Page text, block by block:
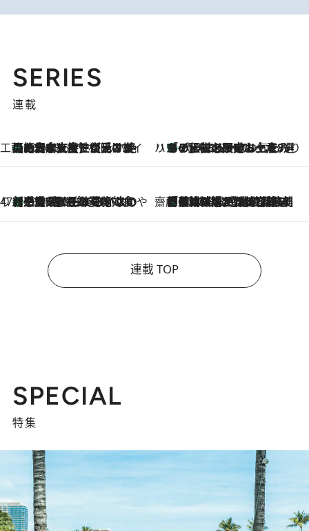
SERIES
連載
工藤まやのおもてなしハワイ
2026.8.6
【ハワイ土産】ローカルの絶大な支持で復活！ 絶品の幻クッキー《元ファンの日本人女性が受け継いだ名店》 ハワイ賢者 リサのお気に入りリスト2026.8.6
あの伝説の限定トートも！ リニューアルした「ディーン＆デルーカ ハワイ」で必須のお土産8選
47都道府県の手みやげ ひんやりスイーツで夏を満喫
2026.8.6
【三重県】この夏絶対食べたい 冷やしておいしいおやつ3選 お餅×アイスの新感覚スイーツ 齋藤 薫 美容脳ルネサンス
2026.8.6
「荷物が増えるほど旅ストレスは増す」美容ジャーナリストがたどり着いた最終結論。“化粧品を劇的に減らす”感動の凝縮美容とは
連載 TOP
SPECIAL
特集